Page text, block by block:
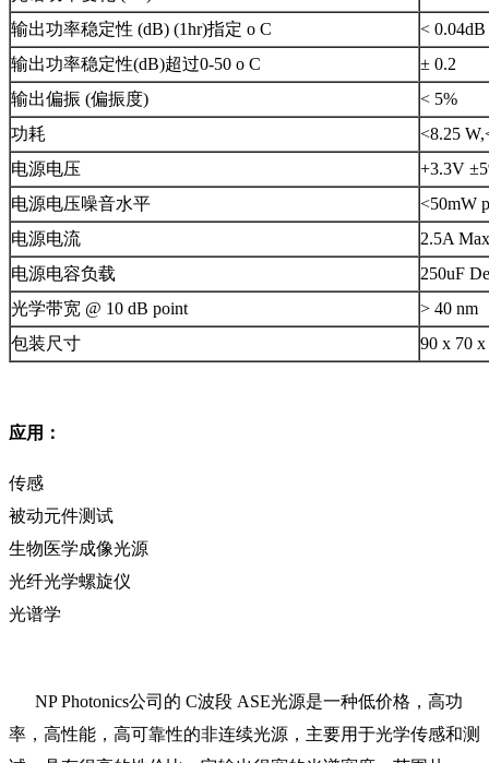
输出功率稳定性 (dB) (1hr)指定 o C
< 0.04dB
输出功率稳定性(dB)超过0-50 o C
± 0.2
输出偏振 (偏振度)
< 5%
功耗
<8.25
电源电压
+3.3V
电源电压噪音水平
<50mW
电源电流
2.5A
电源电容负载
250uF
光学带宽 @ 10 dB point
> 40 nm
包装尺寸
90 x 70 x
应用：
传感
被动元件测试
生物医学成像光源
光纤光学螺旋仪
光谱学
NP Photonics公司的 C波段 ASE光源是一种低价格，高功
率，高性能，高可靠性的非连续光源，主要用于光学传感和测